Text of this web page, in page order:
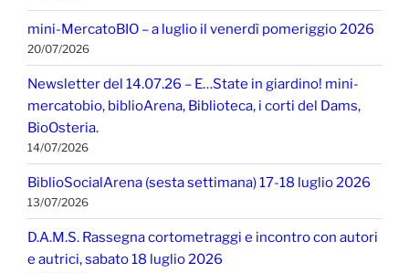
mini-MercatoBIO – a luglio il venerdì pomeriggio 2026
20/07/2026
Newsletter del 14.07.26 – E…State in giardino! mini-
mercatobio, biblioArena, Biblioteca, i corti del Dams,
BioOsteria.
14/07/2026
BiblioSocialArena (sesta settimana) 17-18 luglio 2026
13/07/2026
D.A.M.S. Rassegna cortometraggi e incontro con autori
e autrici, sabato 18 luglio 2026